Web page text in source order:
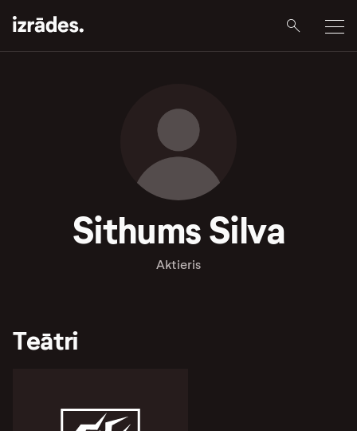
Sithums Silva
Aktieris
Teātri